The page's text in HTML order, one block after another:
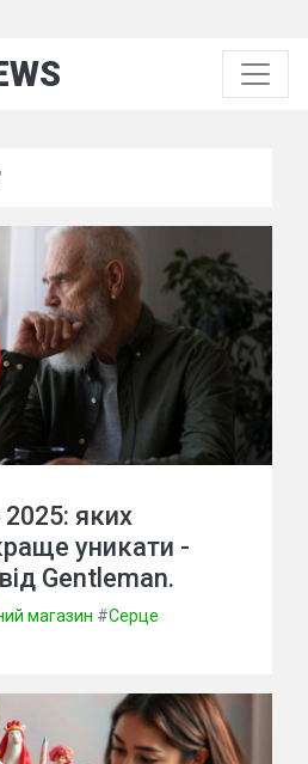
яких
уникати -
Gentleman.
магазин #Серце